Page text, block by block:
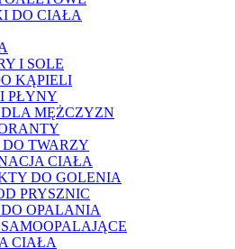
DO CIAŁA
I SOLE
KĄPIELI
PŁYNY
MĘŻCZYZN
TWARZY
CIAŁA
DO GOLENIA
PRYSZNIC
OPALANIA
CIAŁA